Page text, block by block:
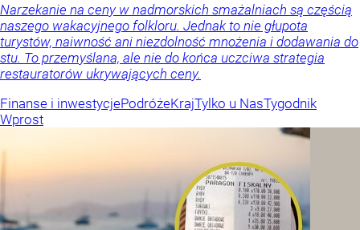
Narzekanie na ceny w nadmorskich smażalniach są częścią
naszego wakacyjnego folkloru. Jednak to nie głupota
turystów, naiwność ani niezdolność mnożenia i dodawania do
stu. To przemyślana, ale nie do końca uczciwa strategia
restauratorów ukrywających ceny.
Finanse i inwestycjePodróżeKrajTylko u NasTygodnik
Wprost